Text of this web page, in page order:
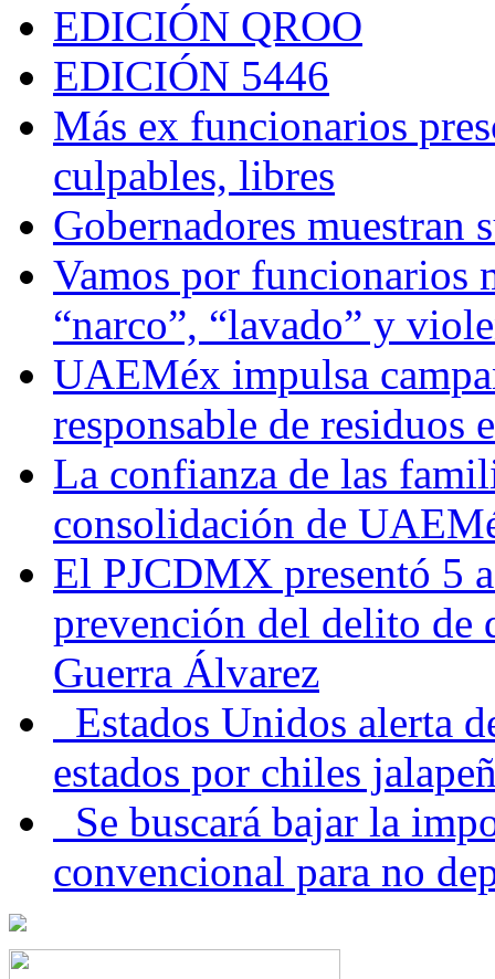
EDICIÓN QROO
EDICIÓN 5446
Más ex funcionarios
culpables, libres
Gobernadores muestran
Vamos por funcionarios
“narco”, “lavado” y
UAEMéx impulsa
responsable de residuos
La confianza de las
consolidación de
El PJCDMX presentó 5
prevención del delito de
Guerra Álvarez
Estados Unidos alerta
estados por chiles
Se buscará bajar la
convencional para no